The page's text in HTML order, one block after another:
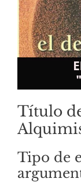
Título
Tipo de